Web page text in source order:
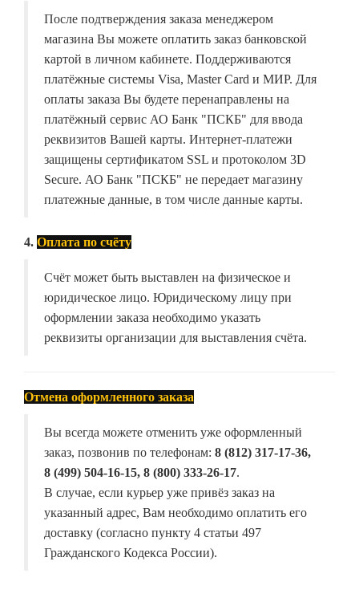
После подтверждения заказа менеджером
магазина Вы можете оплатить заказ банковской
картой в личном кабинете. Поддерживаются
платёжные системы Visa, Master Card и МИР. Для
оплаты заказа Вы будете перенаправлены на
платёжный сервис АО Банк "ПСКБ" для ввода
реквизитов Вашей карты. Интернет-платежи
защищены сертификатом SSL и протоколом 3D
Secure. АО Банк "ПСКБ" не передает магазину
платежные данные, в том числе данные карты.
4. Оплата по счёту
Счёт может быть выставлен на физическое и
юридическое лицо. Юридическому лицу при
оформлении заказа необходимо указать
реквизиты организации для выставления счёта.
Отмена оформленного заказа
Вы всегда можете отменить уже оформленный
заказ, позвонив по телефонам: 8 (812) 317-17-36,
8 (499) 504-16-15, 8 (800) 333-26-17.
В случае, если курьер уже привёз заказ на
указанный адрес, Вам необходимо оплатить его
доставку (согласно пункту 4 статьи 497
Гражданского Кодекса России).